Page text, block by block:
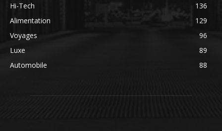
Hi-Tech
136
Alimentation
129
Voyages
96
Luxe
89
Automobile
88